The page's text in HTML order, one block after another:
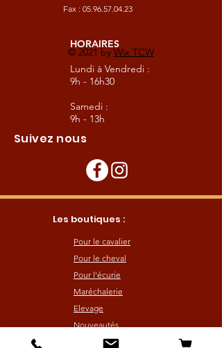
Fax : 05.96.57.04.23
HORAIRES
Lundi à Vendredi :
9h - 16h30
Samedi :
9h - 13h
Suivez nous
Les boutiques :
Pour le cavalier
Pour le cheval
Pour l'écurie
Maréchalerie
Elevage
Nouveautés
Bonnes affaires
© 2021 by Wix TCW